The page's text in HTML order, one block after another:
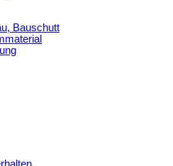
Bauschutt